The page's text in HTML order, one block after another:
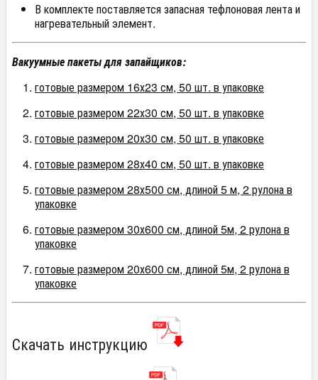
В комплекте поставляется запасная тефлоновая лента и
нагревательный элемент.
Вакуумные пакеты для запайщиков:
готовые размером 16х23 см, 50 шт. в упаковке
готовые размером 22х30 см, 50 шт. в упаковке
готовые размером 20х30 см, 50 шт. в упаковке
готовые размером 28х40 см, 50 шт. в упаковке
готовые размером 28х500 см, длиной 5 м, 2 рулона в
упаковке
готовые размером 30х600 см, длиной 5м, 2 рулона в
упаковке
готовые размером 20х600 см, длиной 5м, 2 рулона в
упаковке
Скачать инструкцию